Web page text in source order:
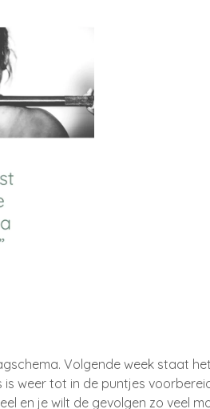
. Volgende week staat
is weer tot in de puntjes
en je wilt de gevolgen zo veel